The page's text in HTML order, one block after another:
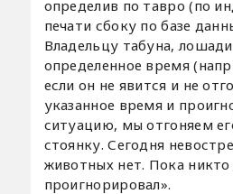
определив по тавро (по
печати сбоку по базе
Владельцу табуна,
определенное время
если он не явится и не
указанное время и
ситуацию, мы отгоняем
стоянку. Сегодня
животных нет. Пока никто
проигнорировал».